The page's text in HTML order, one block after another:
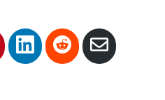
S
h
S
h
S
h